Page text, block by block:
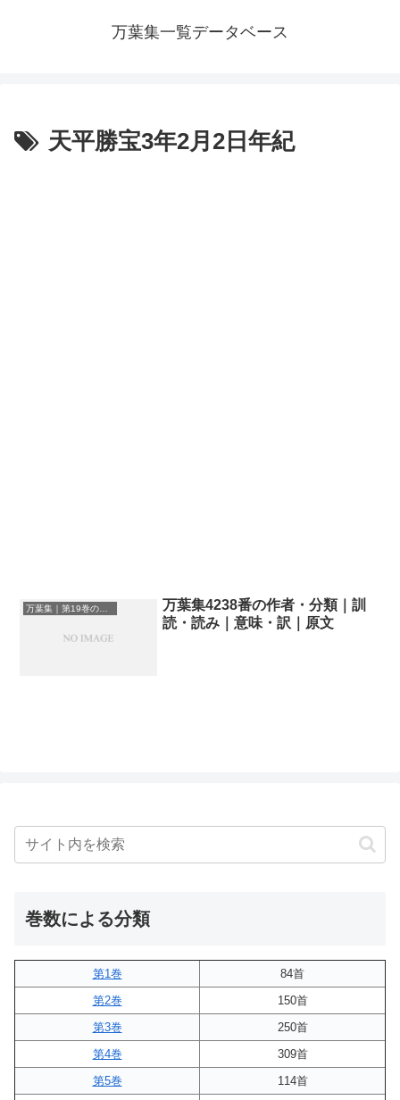
万葉集一覧データベース
天平勝宝3年2月2日年紀
万葉集｜第19巻の和歌一覧
万葉集4238番の作者・分類｜訓
読・読み｜意味・訳｜原文
巻数による分類
第1巻
84首
第2巻
150首
第3巻
250首
第4巻
309首
第5巻
114首